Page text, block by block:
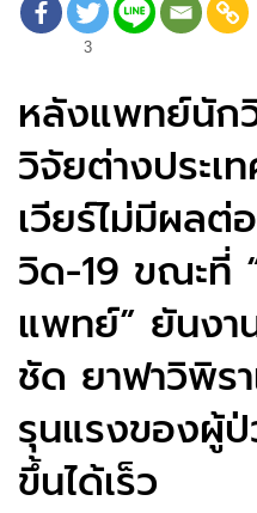
3
หลังแพทย์นัก
วิจัยต่างประเ
เวียร์ไม่มีผลต่
วิด-19 ขณะที่
แพทย์” ยันงา
ชัด ยาฟาวิพิรา
รุนแรงของผู้
ขึ้นได้เร็ว